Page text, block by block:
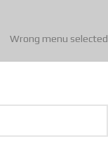
Wrong menu selected